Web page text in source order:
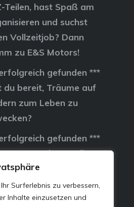
Surferlebnis zu verbessern,
Inhalte einzusetzen und
Teilen, hast Spaß am
und suchst
Vollzeitjob? Dann
zu E&S Motors!
gefunden ***
du bereit, Träume auf
zum Leben zu
gefunden ***
uns gemeinsam die
erobern…